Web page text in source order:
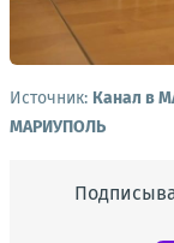
Источник: Канал в
МАРИУПОЛЬ